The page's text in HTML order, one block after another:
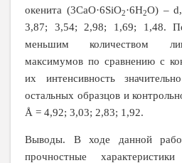
окенита (3CaO·6SiO2·6H2O) –
3,87; 3,54; 2,98; 1,69; 1,48.
меньшим количеством
максимумов по сравнению с
их интенсивность
остальных образцов и
Å = 4,92; 3,03; 2,83; 1,92.
Выводы. В ходе данной
прочностные